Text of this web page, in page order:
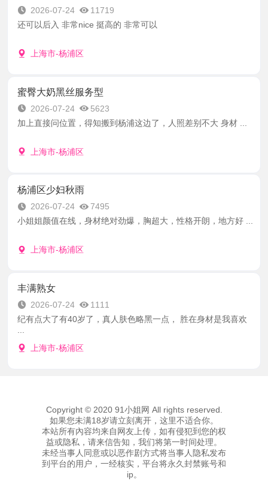
2026-07-24
11719
还可以后入 非常nice 挺高的 非常可以
上海市-杨浦区
蜜臀大奶黑丝服务型
2026-07-24
5623
加上直接问位置，得知搬到杨浦这边了，人照差别不大 身材 ...
上海市-杨浦区
杨浦区少妇秋雨
2026-07-24
7495
小姐姐颜值在线，身材绝对劲爆，胸超大，性格开朗，地方好 ...
上海市-杨浦区
丰满熟女
2026-07-24
1111
纪有点大了有40岁了，真人肤色略黑一点， 胜在身材是我喜欢
上海市-杨浦区
Copyright © 2020 91小姐网 All rights reserved.
如果您未满18岁请立刻离开，这里不适合你。
本站所有內容均来自网友上传，如有侵犯到您的权
益或隐私，请来信告知，我们将第一时间处理。
未经当事人同意或以恶作剧方式将当事人隐私发布
到平台的用户，一经核实，平台将永久封禁账号和
ip。